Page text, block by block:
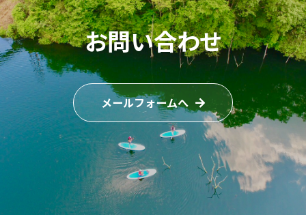
お問い合わせ
メールフォームへ